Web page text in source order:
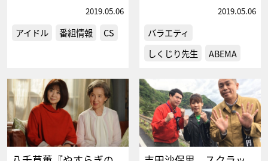
2019.05.06
アイドル 番組情報 CS
2019.05.06
バラエティ
しくじり先生
ABEMA